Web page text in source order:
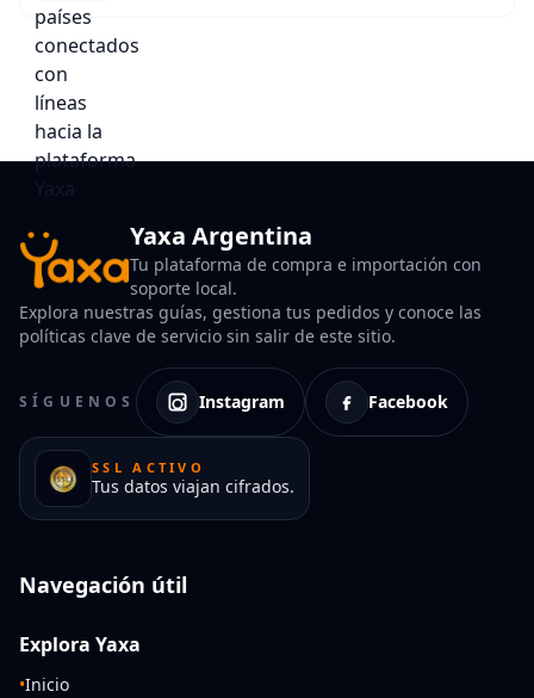
Yaxa Argentina
Tu plataforma de compra e importación con
soporte local.
Explora nuestras guías, gestiona tus pedidos y conoce las
políticas clave de servicio sin salir de este sitio.
SÍGUENOS Instagram Facebook
SSL ACTIVO
Tus datos viajan cifrados.
Navegación útil
Explora Yaxa
•Inicio